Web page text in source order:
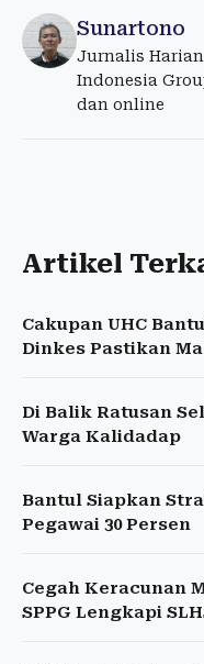
Sunartono
Jurnalis
Indonesia
dan online
Artikel
Cakupan UHC
Dinkes Pastikan
Di Balik Ratusan
Warga Kalidadap
Bantul Siapkan
Pegawai 30 Persen
Cegah Keracunan
SPPG Lengkapi